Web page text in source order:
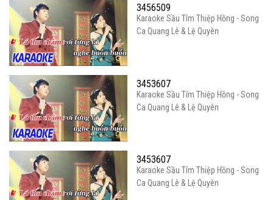
3456509
Karaoke Sầu Tím Thiệp Hồng - Song
Ca Quang Lê & Lệ Quyên
3453607
Karaoke Sầu Tím Thiệp Hồng - Song
Ca Quang Lê & Lệ Quyên
3453607
Karaoke Sầu Tím Thiệp Hồng - Song
Ca Quang Lê & Lệ Quyên